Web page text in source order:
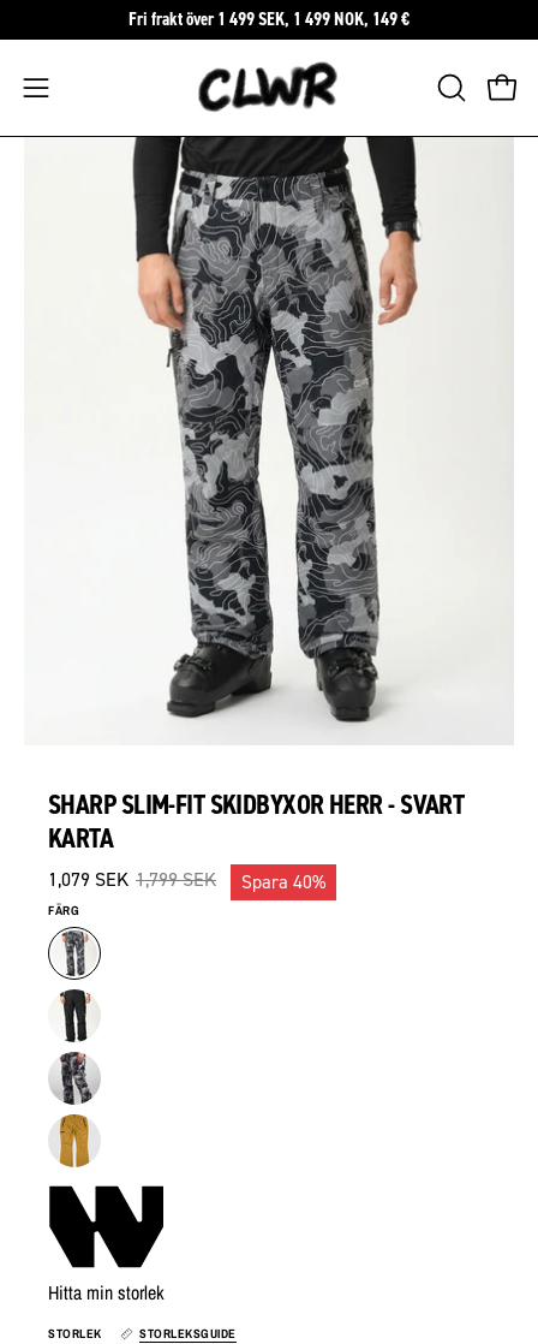
till
innehåll
Fri frakt över 1 499 SEK, 1 499 NOK, 149 €
Öppna
navigeringsmenyn
ÖPPNA
SHARP SLIM-FIT SKIDBYXOR HERR - SVART
KARTA
1,079 SEK 1,799 SEK Spara 40%
FÄRG
Hitta min storlek
STORLEK STORLEKSGUIDE